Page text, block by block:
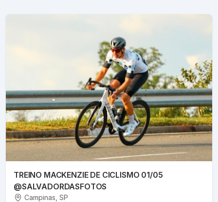
TREINO MACKENZIE DE CICLISMO 01/05
@SALVADORDASFOTOS
Campinas , SP